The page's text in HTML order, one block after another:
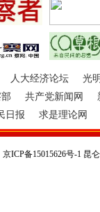
人大经济论坛
光
共产党新闻网
日报 求是理论网
ICP备15015626号-1 昆